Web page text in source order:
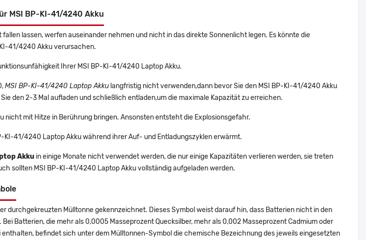
MSI BP-KI-41/4240 Akku
lassen, werfen auseinander nehmen und nicht in das direkte Sonnenlicht legen. Es könnte die
41/4240 Akku verursachen.
Ihrer MSI BP-KI-41/4240 Laptop Akku.
MSI BP-KI-41/4240 Laptop Akku langfristig nicht verwenden,dann bevor Sie den MSI BP-KI-41/4240 Akku
den 2-3 Mal aufladen und schließlich entladen,um die maximale Kapazität zu erreichen.
nicht mit Hitze in Berührung bringen. Ansonsten entsteht die Explosionsgefahr.
KI-41/4240 Laptop Akku während ihrer Auf- und Entladungszyklen erwärmt.
Akku in einige Monate nicht verwendet werden, die nur einige Kapazitäten verlieren werden, sie treten
sollten MSI BP-KI-41/4240 Laptop Akku vollständig aufgeladen werden.
durchgekreuzten Mülltonne gekennzeichnet. Dieses Symbol weist darauf hin, dass Batterien nicht in den
Batterien, die mehr als 0,0005 Masseprozent Quecksilber, mehr als 0,002 Masseprozent Cadmium oder
befindet sich unter dem Mülltonnen-Symbol die chemische Bezeichnung des jeweils eingesetzten